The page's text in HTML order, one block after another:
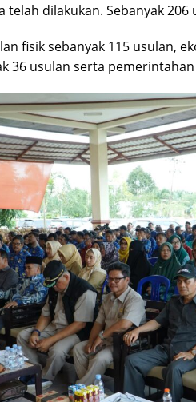
telah dilakukan. Sebanyak
fisik sebanyak 115 usulan,
36 usulan serta